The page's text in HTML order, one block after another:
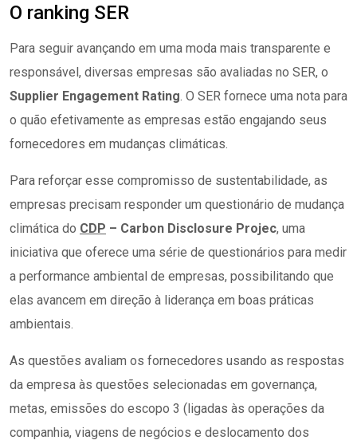
O ranking SER
Para seguir avançando em uma moda mais transparente e
responsável, diversas empresas são avaliadas no SER, o
Supplier Engagement Rating. O SER fornece uma nota para
o quão efetivamente as empresas estão engajando seus
fornecedores em mudanças climáticas.
Para reforçar esse compromisso de sustentabilidade, as
empresas precisam responder um questionário de mudança
climática do CDP – Carbon Disclosure Projec, uma
iniciativa que oferece uma série de questionários para medir
a performance ambiental de empresas, possibilitando que
elas avancem em direção à liderança em boas práticas
ambientais.
As questões avaliam os fornecedores usando as respostas
da empresa às questões selecionadas em governança,
metas, emissões do escopo 3 (ligadas às operações da
companhia, viagens de negócios e deslocamento dos